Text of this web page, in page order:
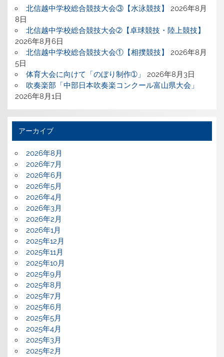
北信越中学校総合競技大会③【水泳競技】
2026年8月
8日
北信越中学校総合競技大会➁【卓球競技・陸上競技】
2026年8月6日
北信越中学校総合競技大会①【相撲競技】
2026年8月
5日
体育大会に向けて「のぼり制作➀」
2026年8月3日
吹奏楽部「中部日本吹奏楽コンクール富山県大会」
2026年8月1日
アーカイブ
2026年8月
2026年7月
2026年6月
2026年5月
2026年4月
2026年3月
2026年2月
2026年1月
2025年12月
2025年11月
2025年10月
2025年9月
2025年8月
2025年7月
2025年6月
2025年5月
2025年4月
2025年3月
2025年2月